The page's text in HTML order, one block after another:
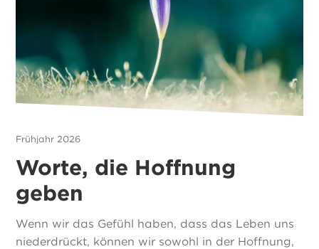
Frühjahr 2026
Worte, die Hoffnung
geben
Wenn wir das Gefühl haben, dass das Leben uns
niederdrückt, können wir sowohl in der Hoffnung,